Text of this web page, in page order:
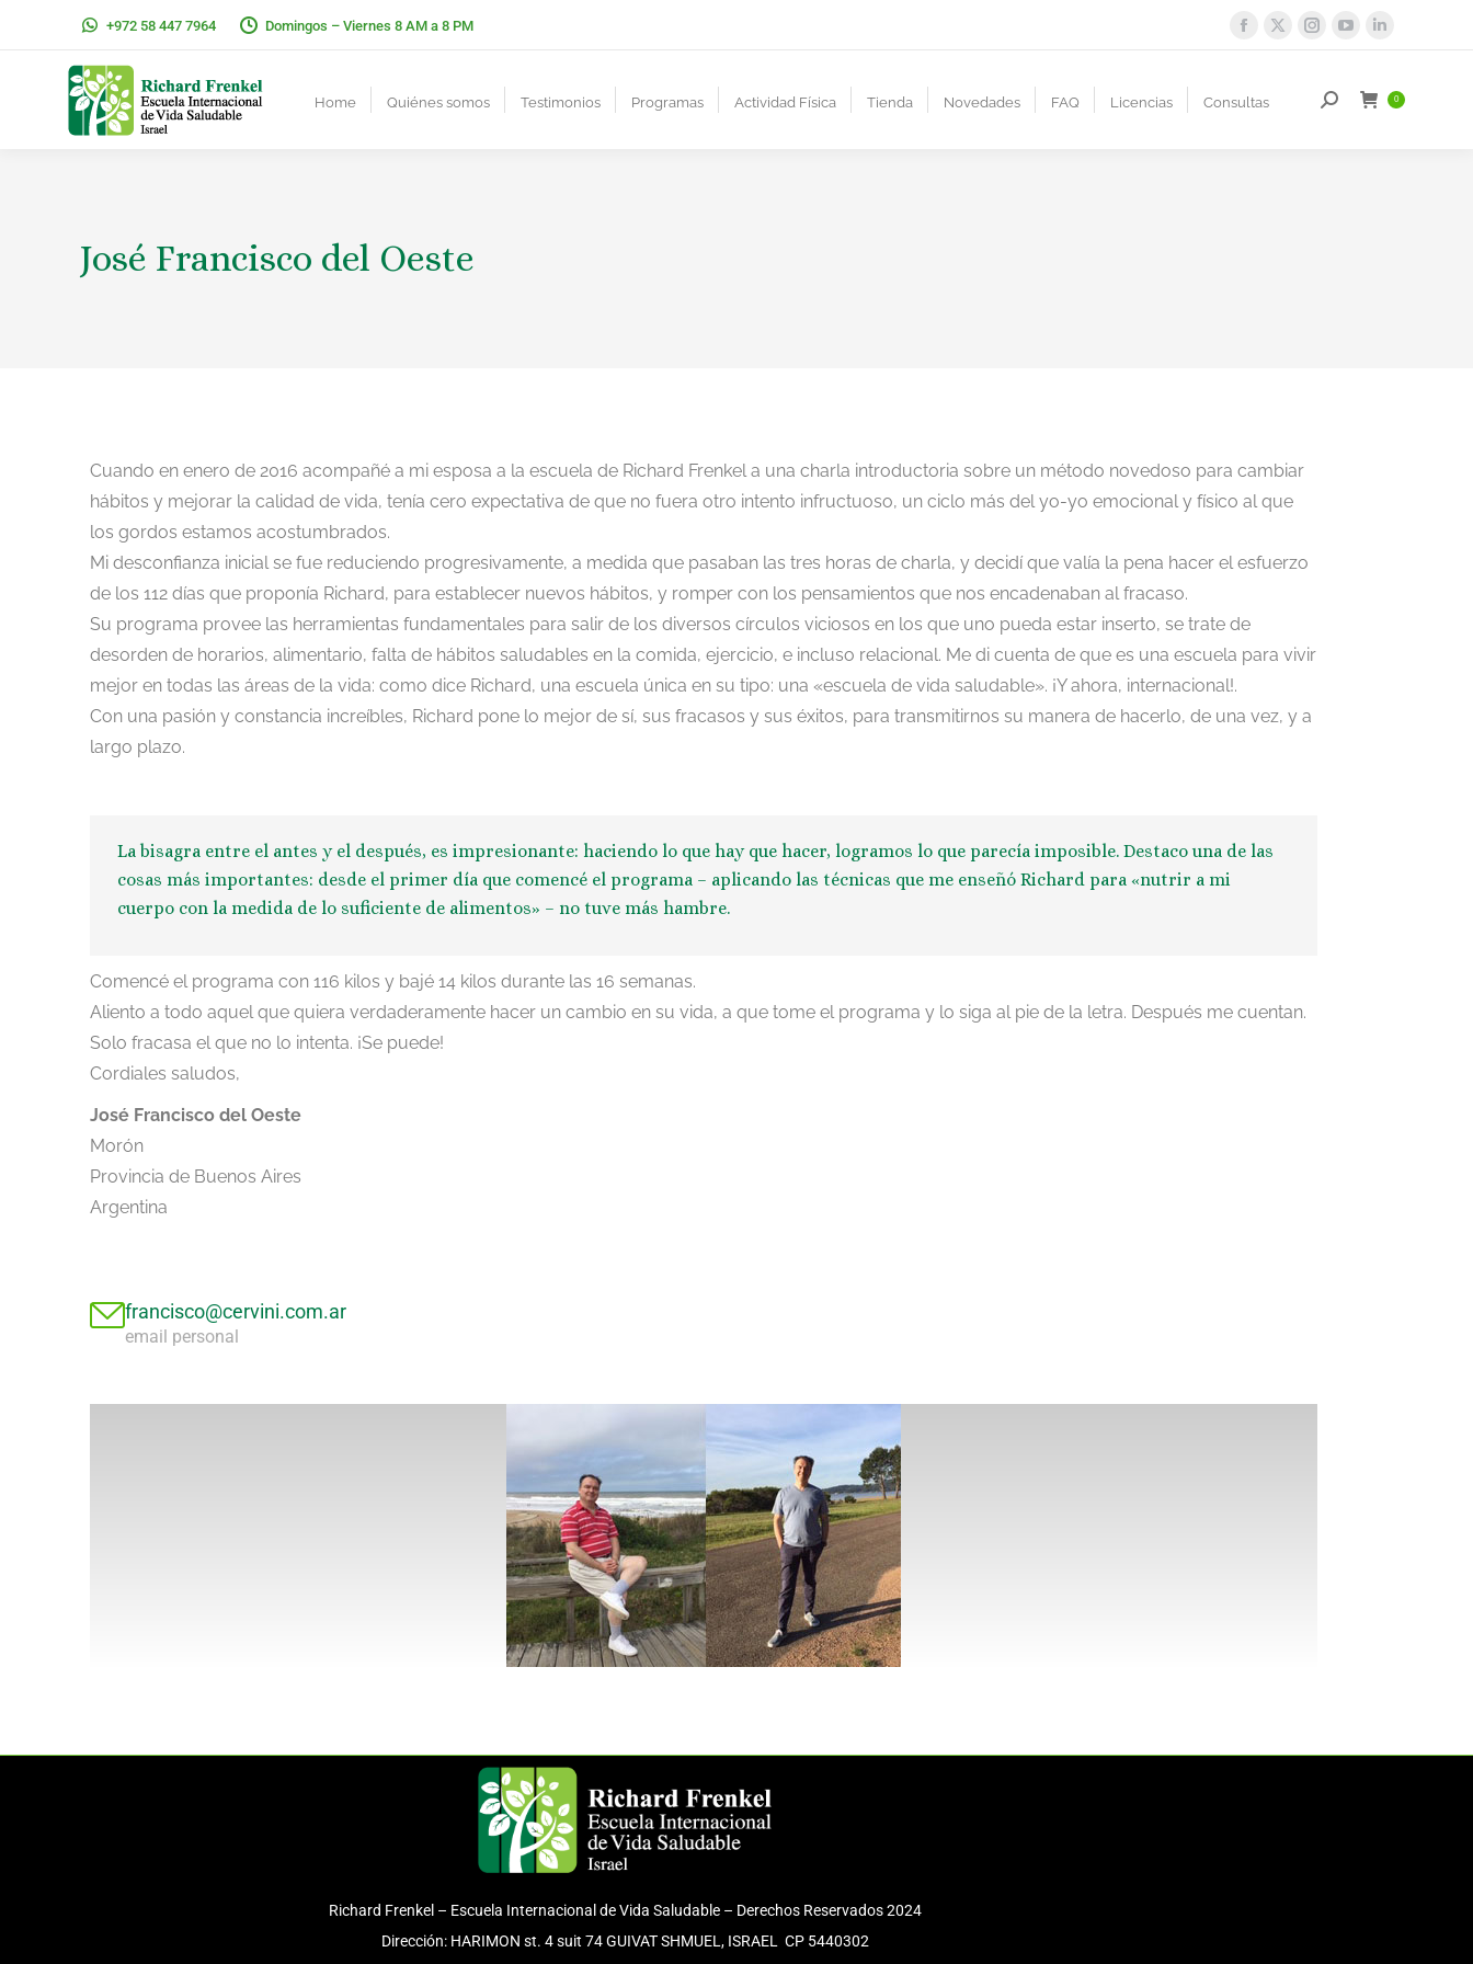
+972 58 447 7964 Domingos – Viernes 8 AM a 8 PM
Home Quiénes somos Testimonios Programas Actividad Física Tienda Novedades FAQ Licencias Consultas 0
José Francisco del Oeste
Cuando en enero de 2016 acompañé a mi esposa a la escuela de Richard Frenkel a una charla introductoria sobre un método novedoso para cambiar
hábitos y mejorar la calidad de vida, tenía cero expectativa de que no fuera otro intento infructuoso, un ciclo más del yo-yo emocional y físico al que
los gordos estamos acostumbrados.
Mi desconfianza inicial se fue reduciendo progresivamente, a medida que pasaban las tres horas de charla, y decidí que valía la pena hacer el esfuerzo
de los 112 días que proponía Richard, para establecer nuevos hábitos, y romper con los pensamientos que nos encadenaban al fracaso.
Su programa provee las herramientas fundamentales para salir de los diversos círculos viciosos en los que uno pueda estar inserto, se trate de
desorden de horarios, alimentario, falta de hábitos saludables en la comida, ejercicio, e incluso relacional. Me di cuenta de que es una escuela para vivir
mejor en todas las áreas de la vida: como dice Richard, una escuela única en su tipo: una «escuela de vida saludable». ¡Y ahora, internacional!.
Con una pasión y constancia increíbles, Richard pone lo mejor de sí, sus fracasos y sus éxitos, para transmitirnos su manera de hacerlo, de una vez, y a
largo plazo.
La bisagra entre el antes y el después, es impresionante: haciendo lo que hay que hacer, logramos lo que parecía imposible. Destaco una de las
cosas más importantes: desde el primer día que comencé el programa – aplicando las técnicas que me enseñó Richard para «nutrir a mi
cuerpo con la medida de lo suficiente de alimentos» – no tuve más hambre.
Comencé el programa con 116 kilos y bajé 14 kilos durante las 16 semanas.
Aliento a todo aquel que quiera verdaderamente hacer un cambio en su vida, a que tome el programa y lo siga al pie de la letra. Después me cuentan.
Solo fracasa el que no lo intenta. ¡Se puede!
Cordiales saludos,
José Francisco del Oeste
Morón
Provincia de Buenos Aires
Argentina
francisco@cervini.com.ar
email personal
Richard Frenkel – Escuela Internacional de Vida Saludable – Derechos Reservados 2024
Dirección: HARIMON st. 4 suit 74 GUIVAT SHMUEL, ISRAEL CP 5440302